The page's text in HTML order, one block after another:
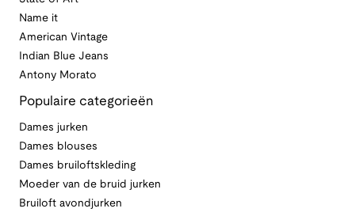
Name it
American Vintage
Indian Blue Jeans
Antony Morato
Populaire categorieën
Dames jurken
Dames blouses
Dames bruiloftskleding
Moeder van de bruid jurken
Bruiloft avondjurken